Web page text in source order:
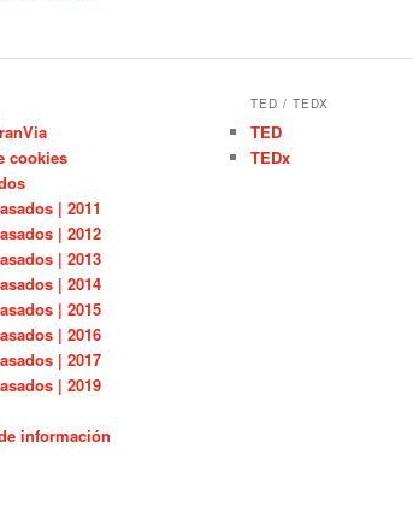
cookies
| 2011
| 2012
| 2013
| 2014
| 2015
| 2016
| 2017
| 2019
información
TED / TEDX
TED
TEDx